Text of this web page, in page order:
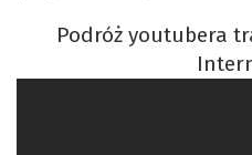
Podróż youtubera